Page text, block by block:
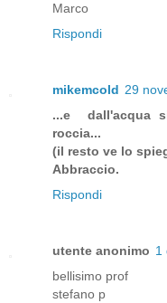
Marco
Rispondi
mikemcold 29
...e dall'acqua
roccia...
(il resto ve lo
Abbraccio.
Rispondi
utente anonimo 1
bellisimo prof
stefano p